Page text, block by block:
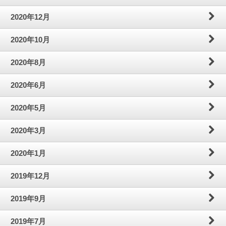
2020年12月
2020年10月
2020年8月
2020年6月
2020年5月
2020年3月
2020年1月
2019年12月
2019年9月
2019年7月